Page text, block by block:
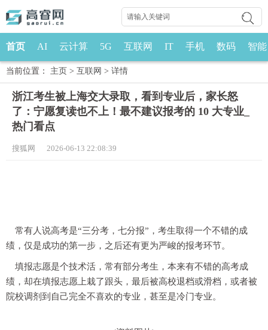
首页 AI 云计算 5G 互联网 IT 手机 数码 智能
当前位置： 主页 > 互联网 > 详情
浙江考生被上海交大录取，看到专业后，家长怒
了：宁愿复读也不上！最不建议报考的 10 大专业_
热门看点
搜狐网 2026-06-13 22:08:39
常有人说高考是“三分考，七分报”，考生取得一个不错的成
绩，仅是成功的第一步，之后还有更为严峻的报考环节。
填报志愿是个技术活，常有部分考生，本来有不错的高考成
绩，却在填报志愿上栽了跟头，最后被高校退档或滑档，或者被
院校调剂到自己完全不喜欢的专业，甚至是冷门专业。